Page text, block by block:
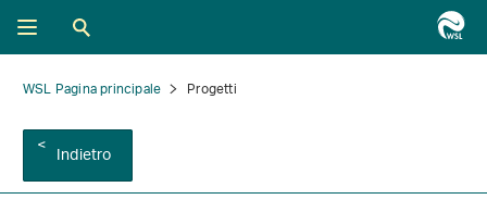
WSL Pagina principale Progetti
Indietro